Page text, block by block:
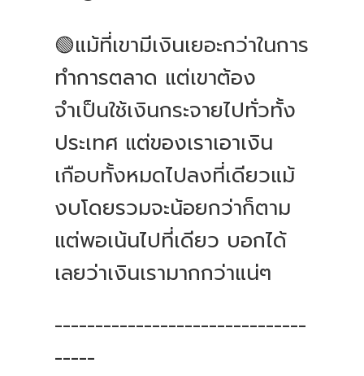
🟢แม้ที่เขามีเงินเยอะกว่าในการ
ทำการตลาด แต่เขาต้อง
จำเป็นใช้เงินกระจายไปทั่วทั้ง
ประเทศ แต่ของเราเอาเงิน
เกือบทั้งหมดไปลงที่เดียวแม้
งบโดยรวมจะน้อยกว่าก็ตาม
แต่พอเน้นไปที่เดียว บอกได้
เลยว่าเงินเรามากกว่าแน่ๆ
-------------------------------
-----